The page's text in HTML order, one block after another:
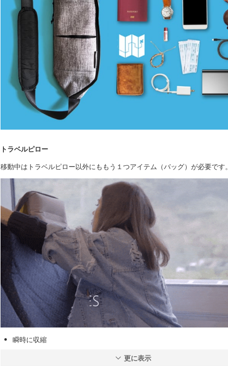
トラベルピロー
移動中はトラベルピロー以外にももう１つアイテム（バッグ）が必要です。
瞬時に収縮
更に表示